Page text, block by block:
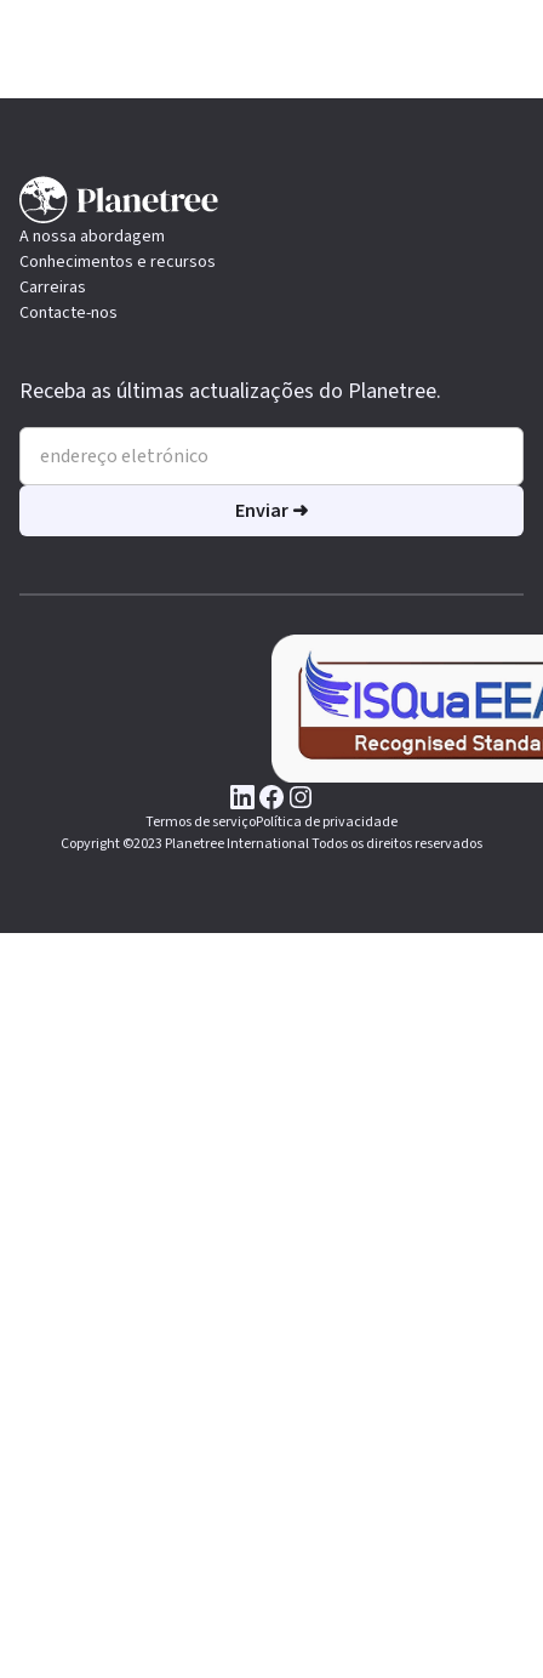
A nossa abordagem
Conhecimentos e recursos
Carreiras
Contacte-nos
Receba as últimas actualizações do Planetree.
Termos de serviçoPolítica de privacidade
Copyright ©2023 Planetree International Todos os direitos reservados